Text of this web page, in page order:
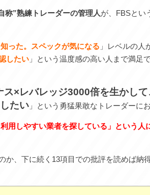
称”熟練トレーダーの管理人が、FBSとい
った。スペックが気になる 」レベルの人
したい 」という温度感の高い人まで満足
ス×レバレッジ3000倍を生かし
たい 」という勇猛果敢なトレーダーに
用しやすい業者を探している」という人
か、下に続く13項目での批評を読めば納